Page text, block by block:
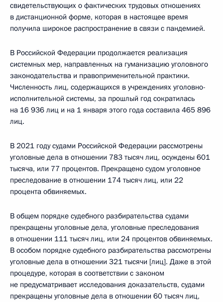
свидетельствующих о фактических трудовых отношениях
в дистанционной форме, которая в настоящее время
получила широкое распространение в связи с пандемией.
В Российской Федерации продолжается реализация
системных мер, направленных на гуманизацию уголовного
законодательства и правоприменительной практики.
Численность лиц, содержащихся в учреждениях уголовно-
исполнительной системы, за прошлый год сократилась
на 16 936 лиц и на 1 января этого года составила 465 896
лиц.
В 2021 году судами Российской Федерации рассмотрены
уголовные дела в отношении 783 тысяч лиц, осуждены 601
тысяча, или 77 процентов. Прекращено судом уголовное
преследование в отношении 174 тысяч лиц, или 22
процента обвиняемых.
В общем порядке судебного разбирательства судами
прекращены уголовные дела, уголовные преследования
в отношении 111 тысяч лиц, или 24 процентов обвиняемых.
В особом порядке судебного разбирательства рассмотрены
уголовные дела в отношении 321 тысячи [лиц]. Даже в этой
процедуре, которая в соответствии с законом
не предусматривает исследования доказательств, судами
прекращены уголовные дела в отношении 60 тысяч лиц,